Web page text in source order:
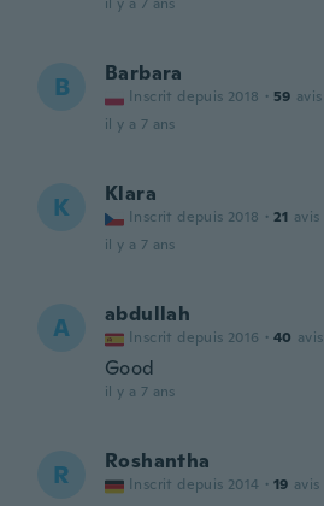
B Barbara
Inscrit depuis 2018 · 59 avis
il y a 7 ans
K Klara
Inscrit depuis 2018 · 21 avis
il y a 7 ans
A abdullah
Inscrit depuis 2016 · 40 avis
Good
il y a 7 ans
R Roshantha
Inscrit depuis 2014 · 19 avis